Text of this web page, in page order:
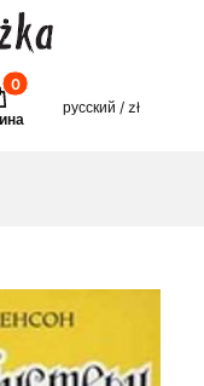
в корзине: 0.
русский / zł